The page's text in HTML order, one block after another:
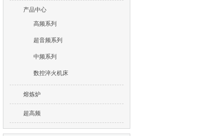
产品中心
高频系列
超音频系列
中频系列
数控淬火机床
熔炼炉
超高频